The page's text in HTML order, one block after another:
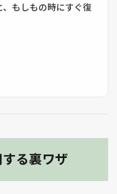
もしもの時にすぐ復
る裏ワザ